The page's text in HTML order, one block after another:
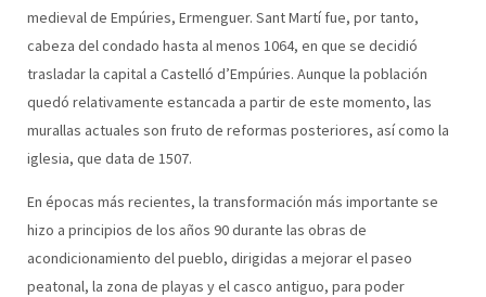
medieval de Empúries, Ermenguer. Sant Martí fue, por tanto,
cabeza del condado hasta al menos 1064, en que se decidió
trasladar la capital a Castelló d’Empúries. Aunque la población
quedó relativamente estancada a partir de este momento, las
murallas actuales son fruto de reformas posteriores, así como la
iglesia, que data de 1507.
En épocas más recientes, la transformación más importante se
hizo a principios de los años 90 durante las obras de
acondicionamiento del pueblo, dirigidas a mejorar el paseo
peatonal, la zona de playas y el casco antiguo, para poder